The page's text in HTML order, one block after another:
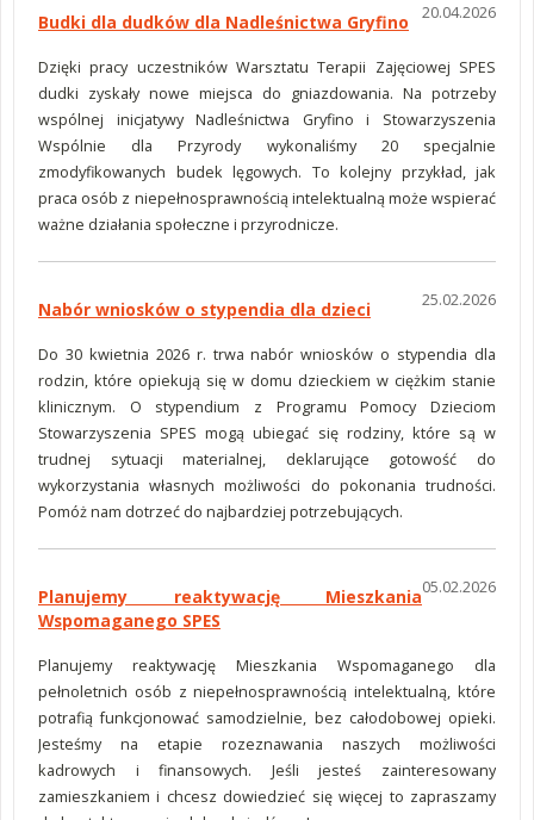
20.04.2026
Budki dla dudków dla Nadleśnictwa Gryfino
Dzięki pracy uczestników Warsztatu Terapii Zajęciowej SPES
dudki zyskały nowe miejsca do gniazdowania. Na potrzeby
wspólnej inicjatywy Nadleśnictwa Gryfino i Stowarzyszenia
Wspólnie dla Przyrody wykonaliśmy 20 specjalnie
zmodyfikowanych budek lęgowych. To kolejny przykład, jak
praca osób z niepełnosprawnością intelektualną może wspierać
ważne działania społeczne i przyrodnicze.
25.02.2026
Nabór wniosków o stypendia dla dzieci
Do 30 kwietnia 2026 r. trwa nabór wniosków o stypendia dla
rodzin, które opiekują się w domu dzieckiem w ciężkim stanie
klinicznym. O stypendium z Programu Pomocy Dzieciom
Stowarzyszenia SPES mogą ubiegać się rodziny, które są w
trudnej sytuacji materialnej, deklarujące gotowość do
wykorzystania własnych możliwości do pokonania trudności.
Pomóż nam dotrzeć do najbardziej potrzebujących.
05.02.2026
Planujemy reaktywację Mieszkania
Wspomaganego SPES
Planujemy reaktywację Mieszkania Wspomaganego dla
pełnoletnich osób z niepełnosprawnością intelektualną, które
potrafią funkcjonować samodzielnie, bez całodobowej opieki.
Jesteśmy na etapie rozeznawania naszych możliwości
kadrowych i finansowych. Jeśli jesteś zainteresowany
zamieszkaniem i chcesz dowiedzieć się więcej to zapraszamy